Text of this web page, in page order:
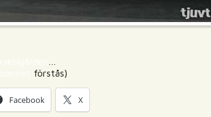
förstås)
Facebook X